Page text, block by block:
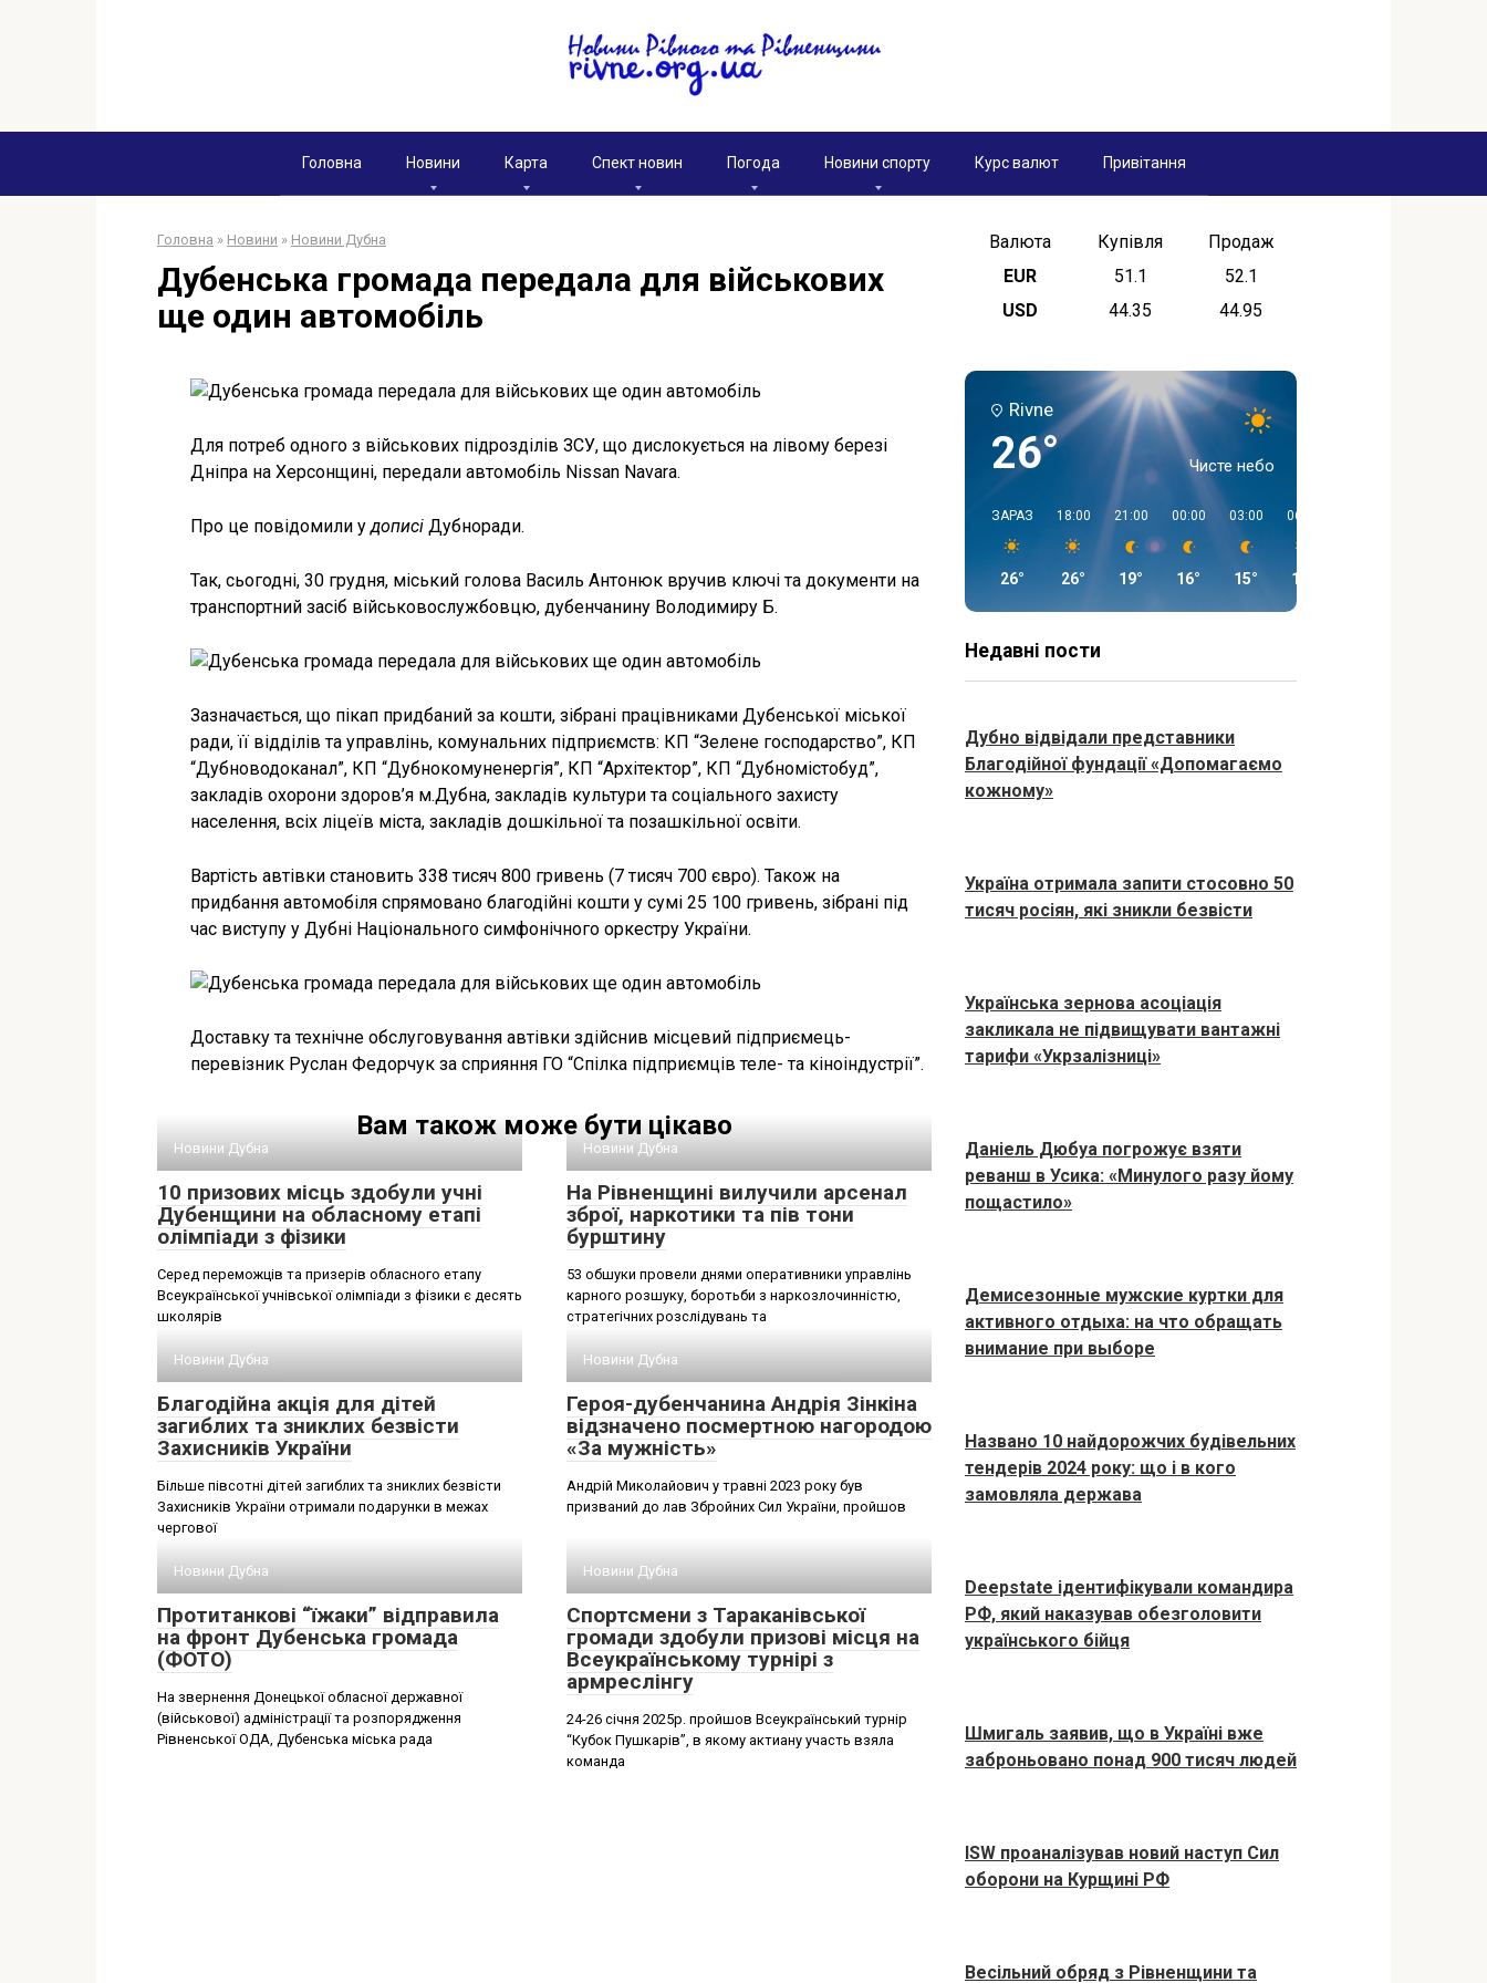
Головна Новини Карта Спект новин Погода Новини спорту Курс валют Привітання
Головна » Новини » Новини Дубна
Дубенська громада передала для військових
ще один автомобіль
Для потреб одного з військових підрозділів ЗСУ, що дислокується на лівому березі
Дніпра на Херсонщині, передали автомобіль Nissan Navara.
Про це повідомили удописі Дубноради.
Так, сьогодні, 30 грудня, міський голова Василь Антонюк вручив ключі та документи на
транспортний засіб військовослужбовцю, дубенчанину Володимиру Б.
Зазначається, що пікап придбаний за кошти, зібрані працівниками Дубенської міської
ради, її відділів та управлінь, комунальних підприємств: КП “Зелене господарство”, КП
“Дубноводоканал”, КП “Дубнокомуненергія”, КП “Архітектор”, КП “Дубномістобуд”,
закладів охорони здоров’я м.Дубна, закладів культури та соціального захисту
населення, всіх ліцеїв міста, закладів дошкільної та позашкільної освіти.
Вартість автівки становить 338 тисяч 800 гривень (7 тисяч 700 євро). Також на
придбання автомобіля спрямовано благодійні кошти у сумі 25 100 гривень, зібрані під
час виступу у Дубні Національного симфонічного оркестру України.
Доставку та технічне обслуговування автівки здійснив місцевий підприємець-
перевізник Руслан Федорчук за сприяння ГО “Спілка підприємців теле- та кіноіндустрії”.
Вам також може бути цікаво
Новини Дубна
10 призових місць здобули учні
Дубенщини на обласному етапі
олімпіади з фізики
Серед переможців та призерів обласного етапу
Всеукраїнської учнівської олімпіади з фізики є десять
школярів
Новини Дубна
На Рівненщині вилучили арсенал
зброї, наркотики та пів тони
бурштину
53 обшуки провели днями оперативники управлінь
карного розшуку, боротьби з наркозлочинністю,
стратегічних розслідувань та
Новини Дубна
Благодійна акція для дітей
загиблих та зниклих безвісти
Захисників України
Більше півсотні дітей загиблих та зниклих безвісти
Захисників України отримали подарунки в межах
чергової
Новини Дубна
Героя-дубенчанина Андрія Зінкіна
відзначено посмертною нагородою
«За мужність»
Андрій Миколайович у травні 2023 року був
призваний до лав Збройних Сил України, пройшов
Новини Дубна
Протитанкові “їжаки” відправила
на фронт Дубенська громада
(ФОТО)
На звернення Донецької обласної державної
(військової) адміністрації та розпорядження
Рівненської ОДА, Дубенська міська рада
Новини Дубна
Спортсмени з Тараканівської
громади здобули призові місця на
Всеукраїнському турнірі з
армреслінгу
24-26 січня 2025р. пройшов Всеукраїнський турнір
“Кубок Пушкарів”, в якому актиану участь взяла
команда
Валюта Купівля
Продаж
EUR
51.1
52.1
USD
44.35 44.95
Rivne
26° Чисте небо
ЗАРАЗ
26°
18:00
26°
21:00
19°
00:00
16°
03:00
15°
06:00
13°
Недавні пости
Дубно відвідали представники
Благодійної фундації «Допомагаємо
кожному»
Україна отримала запити стосовно 50
тисяч росіян, які зникли безвісти
Українська зернова асоціація
закликала не підвищувати вантажні
тарифи «Укрзалізниці»
Даніель Дюбуа погрожує взяти
реванш в Усика: «Минулого разу йому
пощастило»
Демисезонные мужские куртки для
активного отдыха: на что обращать
внимание при выборе
Названо 10 найдорожчих будівельних
тендерів 2024 року: що і в кого
замовляла держава
Deepstate ідентифікували командира
РФ, який наказував обезголовити
українського бійця
Шмигаль заявив, що в Україні вже
заброньовано понад 900 тисяч людей
ISW проаналізував новий наступ Сил
оборони на Курщині РФ
Весільний обряд з Рівненщини та